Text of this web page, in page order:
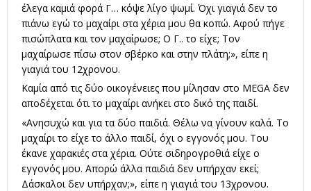
έλεγα καμιά φορά Γ… κόψε λίγο ψωμί. Όχι γιαγιά δεν το
πιάνω εγώ το μαχαίρι στα χέρια μου θα κοπώ. Αφού πήγε
πισώπλατα και τον μαχαίρωσε; Ο Γ.. το είχε; Τον
μαχαίρωσε πίσω στον σβέρκο και στην πλάτη;», είπε η
γιαγιά του 12χρονου.
Καμία από τις δύο οικογένειες που μίλησαν στο MEGA δεν
αποδέχεται ότι το μαχαίρι ανήκει στο δικό της παιδί.
«Ανησυχώ και για τα δύο παιδιά. Θέλω να γίνουν καλά. Το
μαχαίρι το είχε το άλλο παιδί, όχι ο εγγονός μου. Του
έκανε χαρακιές στα χέρια. Ούτε σιδηρογροθιά είχε ο
εγγονός μου. Απορώ άλλα παιδιά δεν υπήρχαν εκεί;
Δάσκαλοι δεν υπήρχαν;», είπε η γιαγιά του 13χρονου.